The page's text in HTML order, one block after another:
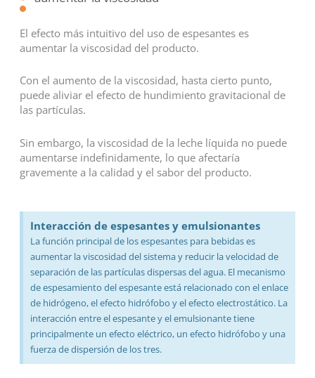
El efecto más intuitivo del uso de espesantes es
aumentar la viscosidad del producto.
Con el aumento de la viscosidad, hasta cierto punto,
puede aliviar el efecto de hundimiento gravitacional de
las partículas.
Sin embargo, la viscosidad de la leche líquida no puede
aumentarse indefinidamente, lo que afectaría
gravemente a la calidad y el sabor del producto.
Interacción de espesantes y emulsionantes
La función principal de los espesantes para bebidas es
aumentar la viscosidad del sistema y reducir la velocidad de
separación de las partículas dispersas del agua. El mecanismo
de espesamiento del espesante está relacionado con el enlace
de hidrógeno, el efecto hidrófobo y el efecto electrostático. La
interacción entre el espesante y el emulsionante tiene
principalmente un efecto eléctrico, un efecto hidrófobo y una
fuerza de dispersión de los tres.